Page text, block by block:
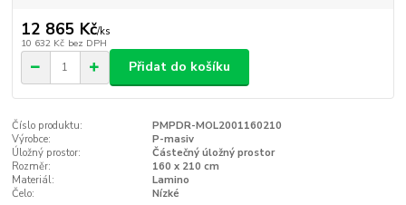
12 865 Kč/ks
10 632 Kč bez DPH
Přidat do košíku
Číslo produktu:
PMPDR-MOL2001160210
Výrobce:
P-masiv
Úložný prostor:
Částečný úložný prostor
Rozměr:
160 x 210 cm
Materiál:
Lamino
Čelo:
Nízké